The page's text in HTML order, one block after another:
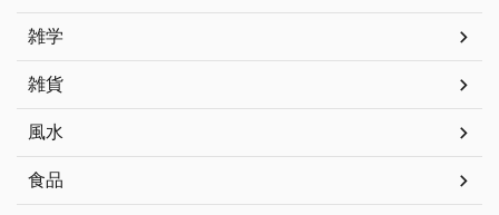
雑学
雑貨
風水
食品